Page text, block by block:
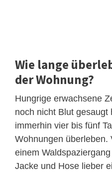
Wie lange
der Wohnung?
Hungrige erwachsene
noch nicht Blut gesaugt
immerhin vier bis fünf
Wohnungen überleben.
einem
Jacke und Hose lieber